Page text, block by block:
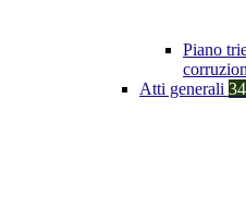
Piano
Atti generali 34